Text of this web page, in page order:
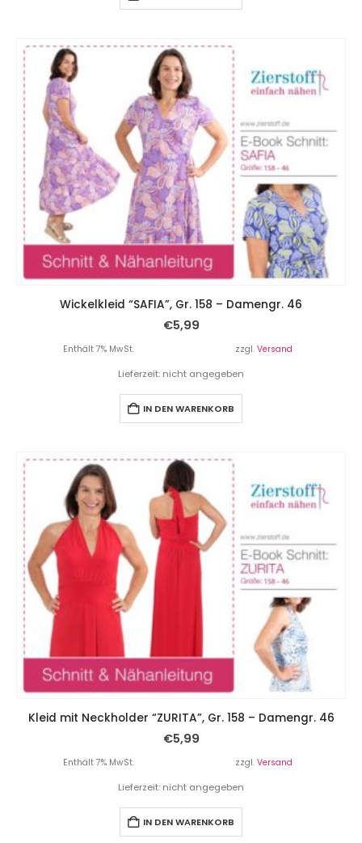
Wickelkleid “SAFIA”, Gr. 158 – Damengr. 46
€5,99
Enthält 7% MwSt. zzgl. Versand
Lieferzeit: nicht angegeben
IN DEN WARENKORB
Kleid mit Neckholder “ZURITA”, Gr. 158 – Damengr. 46
€5,99
Enthält 7% MwSt. zzgl. Versand
Lieferzeit: nicht angegeben
IN DEN WARENKORB